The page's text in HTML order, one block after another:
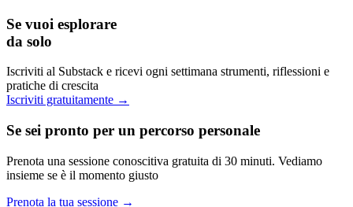
Se vuoi esplorare
da solo
Iscriviti al Substack e ricevi ogni settimana strumenti, riflessioni e
pratiche di crescita
Iscriviti gratuitamente →
Se sei pronto per un percorso personale
Prenota una sessione conoscitiva gratuita di 30 minuti. Vediamo
insieme se è il momento giusto
Prenota la tua sessione →